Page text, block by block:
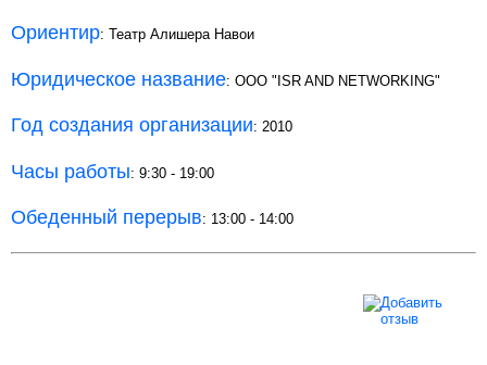
Ориентир: Театр Алишера Навои
Юридическое название: ООО "ISR AND NETWORKING"
Год создания организации: 2010
Часы работы: 9:30 - 19:00
Обеденный перерыв: 13:00 - 14:00